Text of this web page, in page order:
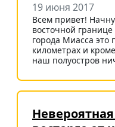
19 июня 2017
Всем привет!
восточной
города Миасса это
километрах и
наш полуостров